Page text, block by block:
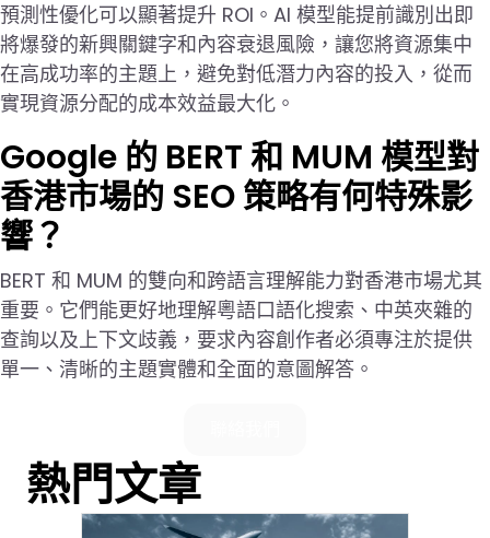
預測性優化可以顯著提升 ROI。AI 模型能提前識別出即
將爆發的新興關鍵字和內容衰退風險，讓您將資源集中
在高成功率的主題上，避免對低潛力內容的投入，從而
實現資源分配的成本效益最大化。
Google 的 BERT 和 MUM 模型對
香港市場的 SEO 策略有何特殊影
響？
BERT 和 MUM 的雙向和跨語言理解能力對香港市場尤其
重要。它們能更好地理解粵語口語化搜索、中英夾雜的
查詢以及上下文歧義，要求內容創作者必須專注於提供
單一、清晰的主題實體和全面的意圖解答。
熱門文章